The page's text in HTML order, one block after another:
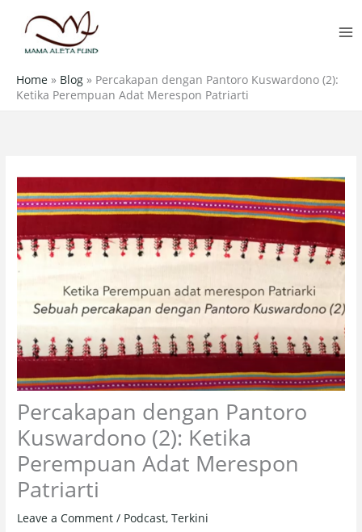
content
Home » Blog » Percakapan dengan Pantoro Kuswardono (2):
Ketika Perempuan Adat Merespon Patriarti
Percakapan dengan Pantoro
Kuswardono (2): Ketika
Perempuan Adat Merespon
Patriarti
Leave a Comment / Podcast,Terkini